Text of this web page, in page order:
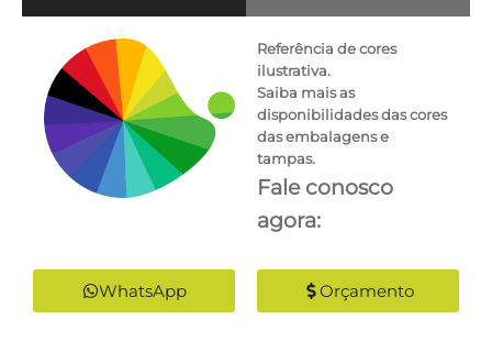
Referência de cores
ilustrativa.
Saiba mais as
disponibilidades das cores
das embalagens e
tampas.
Fale conosco
agora:
WhatsApp Orçamento